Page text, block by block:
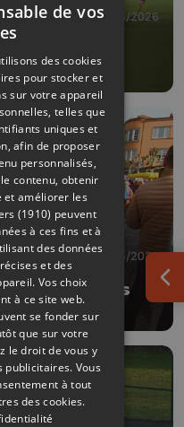
08/03/2026
série
06/03/2026
contre les
de vos
des cookies
pour stocker et
sur votre appareil
telles que
uniques et
afin de proposer
personnalisés,
contenu, obtenir
et améliorer les
(1910) peuvent
à ces fins et à
des données
et des
Vos choix
à ce site web.
se fonder sur
que sur votre
le droit de vous y
publicitaires. Vous
à tout
des cookies.